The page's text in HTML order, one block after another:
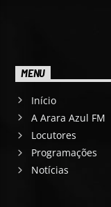
MENU
Início
A Arara Azul FM
Locutores
Programações
Notícias